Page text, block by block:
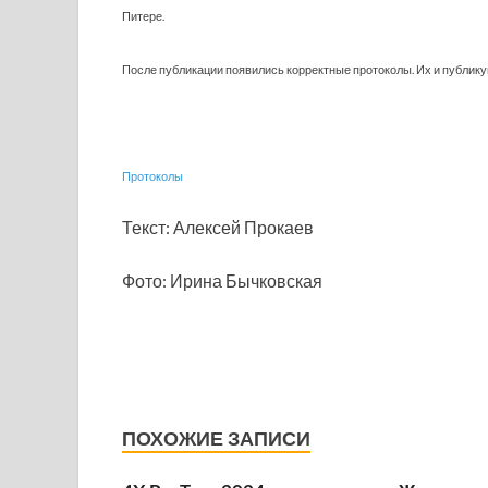
Питере.
После публикации появились корректные протоколы. Их и
Протоколы
Текст: Алексей Прокаев
Фото: Ирина Бычковская
ПОХОЖИЕ ЗАПИСИ